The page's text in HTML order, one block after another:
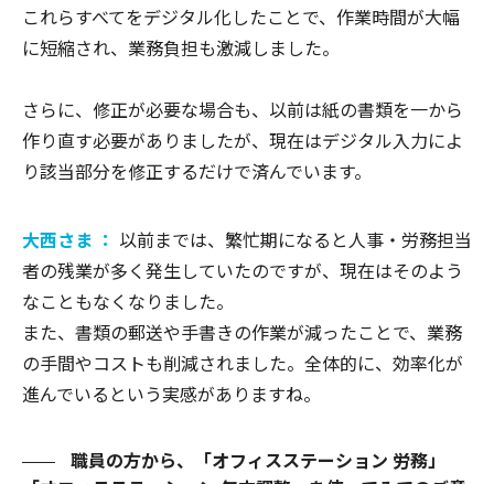
これらすべてをデジタル化したことで、作業時間が大幅
に短縮され、業務負担も激減しました。
さらに、修正が必要な場合も、以前は紙の書類を一から
作り直す必要がありましたが、現在はデジタル入力によ
り該当部分を修正するだけで済んでいます。
大西さま ： 以前までは、繁忙期になると人事・労務担当
者の残業が多く発生していたのですが、現在はそのよう
なこともなくなりました。
また、書類の郵送や手書きの作業が減ったことで、業務
の手間やコストも削減されました。全体的に、効率化が
進んでいるという実感がありますね。
職員の方から、「オフィスステーション 労務」